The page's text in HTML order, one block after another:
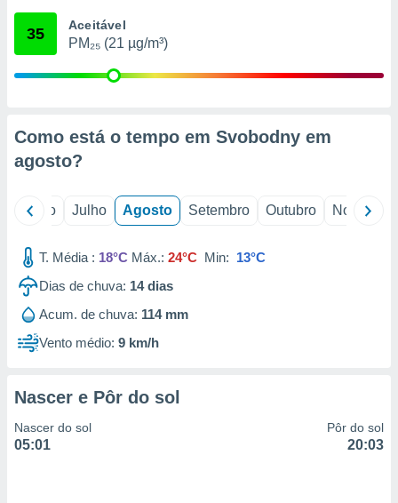
através
1199
35 Aceitável
PM₂₅ (21 µg/m³)
Como está o tempo em Svobodny em
agosto?
Junho Julho Agosto Setembro Outubro Novembro
T. Média : 18°C Máx.: 24°C Min: 13°C
Dias de chuva: 14dias
Acum. de chuva: 114 mm
Vento médio: 9 km/h
Nascer e Pôr do sol
Nascer do sol
05:01
Pôr do sol
20:03